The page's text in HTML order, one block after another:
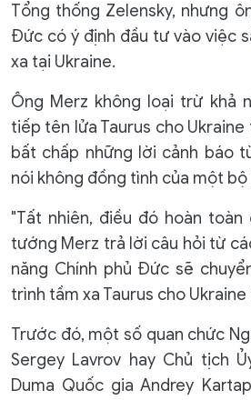
Tổng thống Zelensky, nhưng
Đức có ý định đầu tư vào việc
xa tại Ukraine.
Ông Merz không loại trừ khả
tiếp tên lửa Taurus cho
bất chấp những lời cảnh báo
nói không đồng tình của một bộ
"Tất nhiên, điều đó hoàn toàn
tướng Merz trả lời câu hỏi từ
năng Chính phủ Đức sẽ
trình tầm xa Taurus cho
Trước đó, một số quan chức
Sergey Lavrov hay Chủ tịch
Duma Quốc gia Andrey